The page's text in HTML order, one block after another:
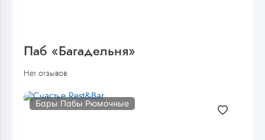
Паб «Багадельня»
Нет отзывов
Бары Пабы Рюмочные